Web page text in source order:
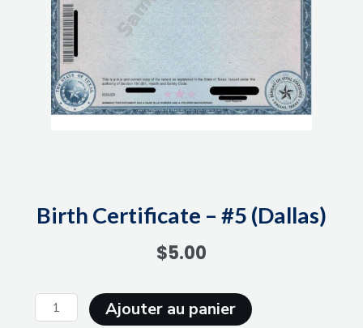
Birth Certificate – #5 (Dallas)
$5.00
quantité
de
Ajouter au panier